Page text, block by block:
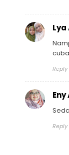
Reply
Reply